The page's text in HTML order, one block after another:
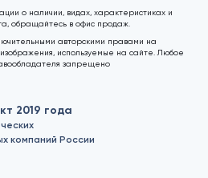
о наличии, видах, характеристиках и
обращайтесь в офис продаж.
авторскими правами на
используемые на сайте. Любое
запрещено
2019 года
компаний России